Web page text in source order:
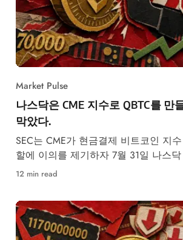
Market Pulse
나스닥은 CME 지수로 QBTC를 만
막았다.
SEC는 CME가 현금결제 비트코인 지
할에 이의를 제기하자 7월 31일 나스닥
결했다.
12 min read